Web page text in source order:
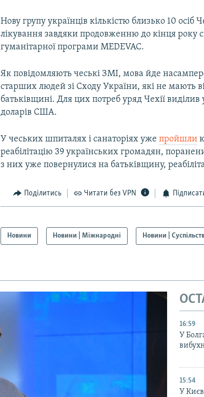
Нову групу українців кількістю близько 10 осіб
лікування завдяки продовженню до кінця року
гуманітарної програми МEDEVAC.
Як повідомляють чеські ЗМІ, мова йде
старших людей зі Сходу України, які не мають
батьківщині. Для цих потреб уряд Чехії
доларів США.
У чеських шпиталях і санаторіях ужепройшли
реабілітацію 39 українських громадян,
з них уже повернулися на батьківщину,
Поділитись Читати без VPN
Новини Новини | Міжнародні Новини |
16:59
У
15:54
У